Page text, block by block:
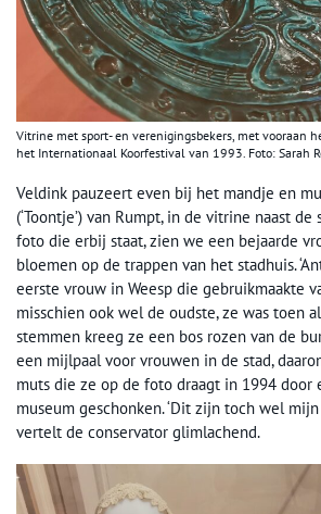
Vitrine met sport- en verenigingsbekers, met vooraan
het Internationaal Koorfestival van 1993. Foto: Sarah
Veldink pauzeert even bij het mandje en
(‘Toontje’) van Rumpt, in de vitrine naast de
foto die erbij staat, zien we een bejaarde
bloemen op de trappen van het stadhuis.
eerste vrouw in Weesp die gebruikmaakte
misschien ook wel de oudste, ze was toen
stemmen kreeg ze een bos rozen van de
een mijlpaal voor vrouwen in de stad,
muts die ze op de foto draagt in 1994 door
museum geschonken. ‘Dit zijn toch wel
vertelt de conservator glimlachend.